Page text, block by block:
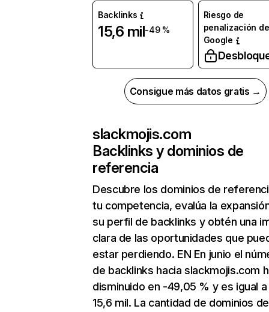
Backlinks
15,6 mil-49 %
Riesgo de
penalización de
Google
Consigue más datos gratis →
slackmojis.com
Backlinks y dominios de
referencia
Descubre los dominios de
tu competencia, evalúa la
su perfil de backlinks y obtén una
clara de las oportunidades que
estar perdiendo. EN En junio el
de backlinks hacia slackmojis.com
disminuido en -49,05 % y es igual a
15,6 mil. La cantidad de dominios de